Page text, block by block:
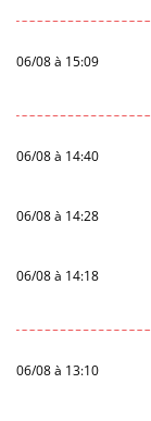
06/08 à 15:09
06/08 à 14:40
06/08 à 14:28
06/08 à 14:18
06/08 à 13:10